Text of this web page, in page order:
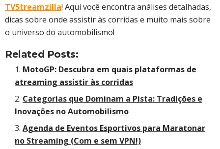
TVStreamzilla! Aqui você encontra análises detalhadas,
dicas sobre onde assistir às corridas e muito mais sobre
o universo do automobilismo!
Related Posts:
MotoGP: Descubra em quais plataformas de
atreaming assistir às corridas
Categorias que Dominam a Pista: Tradições e
Inovações no Automobilismo
Agenda de Eventos Esportivos para Maratonar
no Streaming (Com e sem VPN!)